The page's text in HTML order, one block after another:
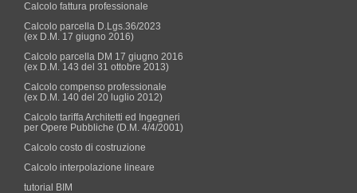
Calcolo fattura professionale
Calcolo parcella D.Lgs.36/2023
(ex D.M. 17 giugno 2016)
Calcolo parcella DM 17 giugno 2016
(ex D.M. 143 del 31 ottobre 2013)
Calcolo compenso professionale
(ex D.M. 140 del 20 luglio 2012)
Calcolo tariffa Architetti ed Ingegneri
per Opere Pubbliche (D.M. 4/4/2001)
Calcolo costo di costruzione
Calcolo interpolazione lineare
tutorial BIM